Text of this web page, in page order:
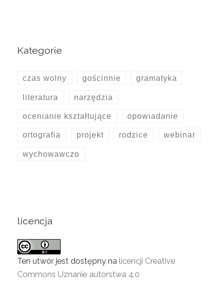
Kategorie
czas wolny gościnnie gramatyka
literatura narzędzia
ocenianie kształtujące opowiadanie
ortografia projekt rodzice webinar
wychowawczo
licencja
Ten utwór jest dostępny na licencji Creative
Commons Uznanie autorstwa 4.0